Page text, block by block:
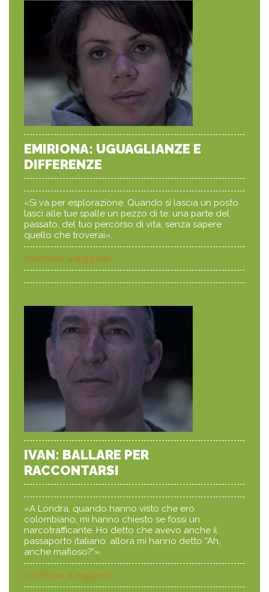
EMIRIONA: UGUAGLIANZE E
DIFFERENZE
«Si va per esplorazione. Quando si lascia un posto
lasci alle tue spalle un pezzo di te: una parte del
passato, del tuo percorso di vita, senza sapere
quello che troverai».
(continua a leggere)
IVAN: BALLARE PER
RACCONTARSI
«A Londra, quando hanno visto che ero
colombiano, mi hanno chiesto se fossi un
narcotrafficante. Ho detto che avevo anche il
passaporto italiano: allora mi hanno detto “Ah,
anche mafioso?”».
(continua a leggere)